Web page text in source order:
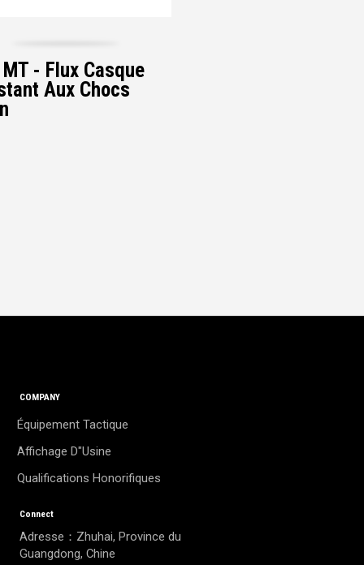
MT - Flux Casque
Aux Chocs
COMPANY
Équipement Tactique
Affichage D"usine
Qualifications Honorifiques
Connect
Adresse：Zhuhai, Province du
Guangdong, Chine